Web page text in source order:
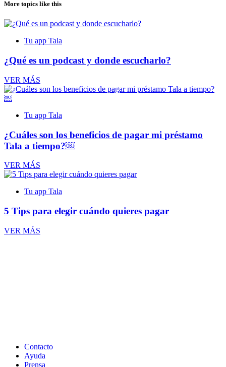
More topics like this
Tu app Tala
¿Qué es un podcast y donde escucharlo?
VER MÁS
Tu app Tala
¿Cuáles son los beneficios de pagar mi préstamo
Tala a tiempo?￼
VER MÁS
Tu app Tala
5 Tips para elegir cuándo quieres pagar
VER MÁS
Contacto
Ayuda
Prensa